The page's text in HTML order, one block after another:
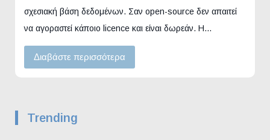
σχεσιακή βάση δεδομένων. Σαν open-source δεν απαιτεί
να αγοραστεί κάποιο licence και είναι δωρεάν. Η…
Διαβάστε περισσότερα
Trending